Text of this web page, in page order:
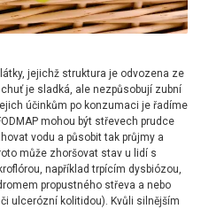
jejichž struktura je odvozena ze
je sladká, ale nezpůsobují zubní
účinkům po konzumaci je řadíme
mohou být střevech prudce
vodu a působit tak průjmy a
může zhoršovat stav u lidí s
například trpícím dysbiózou,
propustného střeva a nebo
ulcerózní kolitidou). Kvůli silnějším